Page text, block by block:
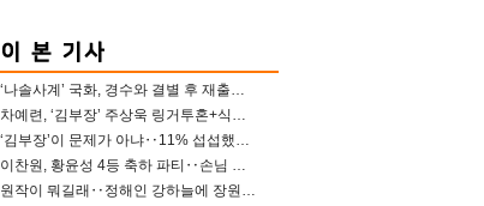
‘나솔사계’ 국화, 경수와 결별 후 재출연…첫인상 3표 몰표
차예련, ‘김부장’ 주상욱 링거투혼+식스팩 비화 “옷 벗는데 아저씨는 안 된다고”(차장금)
‘김부장’이 문제가 아냐‥11% 섭섭했던 ‘재벌X형사2’ 돈·빽 총동원해 컴백 [TV보고서]
이찬원, 황윤성 4등 축하 파티‥손님 모으려 블랙핑크 지수와 친한 척(편스토랑)[어제TV]
원작이 뭐길래‥정해인 강하늘에 장원영까지 참여한 이 영화